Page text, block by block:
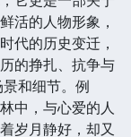
活的人物形象，
代的历史变迁，
的挣扎、抗争与
和细节。例
中，与心爱的人
岁月静好，却又